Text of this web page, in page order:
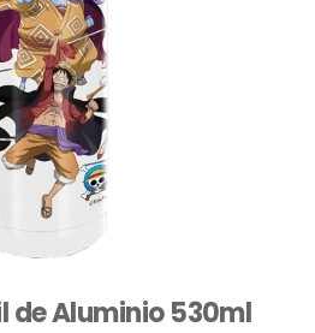
de Aluminio 530ml